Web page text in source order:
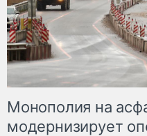
Монополия на
модернизирует